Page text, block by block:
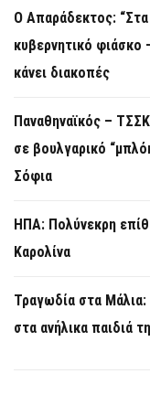
Ο Απαράδεκτος: “Στα
κυβερνητικό φιάσκο
κάνει διακοπές
Παναθηναϊκός –
σε βουλγαρικό
Σόφια
ΗΠΑ: Πολύνεκρη
Καρολίνα
Τραγωδία στα
στα ανήλικα παιδιά